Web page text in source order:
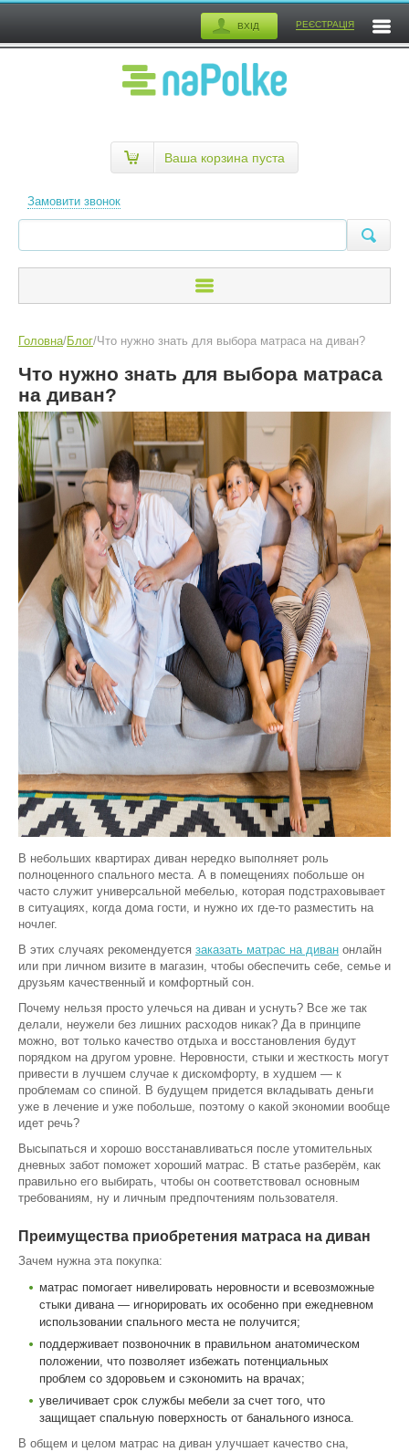
ВХІД РЕЄСТРАЦІЯ
Замовити звонок
Ваша корзина пуста
Головна/Блог/Что нужно знать для выбора матраса на диван?
Что нужно знать для выбора матраса
на диван?
В небольших квартирах диван нередко выполняет роль
полноценного спального места. А в помещениях побольше он
часто служит универсальной мебелью, которая подстраховывает
в ситуациях, когда дома гости, и нужно их где-то разместить на
ночлег.
В этих случаях рекомендуется заказать матрас на диван онлайн
или при личном визите в магазин, чтобы обеспечить себе, семье и
друзьям качественный и комфортный сон.
Почему нельзя просто улечься на диван и уснуть? Все же так
делали, неужели без лишних расходов никак? Да в принципе
можно, вот только качество отдыха и восстановления будут
порядком на другом уровне. Неровности, стыки и жесткость могут
привести в лучшем случае к дискомфорту, в худшем — к
проблемам со спиной. В будущем придется вкладывать деньги
уже в лечение и уже побольше, поэтому о какой экономии вообще
идет речь?
Высыпаться и хорошо восстанавливаться после утомительных
дневных забот поможет хороший матрас. В статье разберём, как
правильно его выбирать, чтобы он соответствовал основным
требованиям, ну и личным предпочтениям пользователя.
Преимущества приобретения матраса на диван
Зачем нужна эта покупка:
матрас помогает нивелировать неровности и всевозможные
стыки дивана — игнорировать их особенно при ежедневном
использовании спального места не получится;
поддерживает позвоночник в правильном анатомическом
положении, что позволяет избежать потенциальных
проблем со здоровьем и сэкономить на врачах;
увеличивает срок службы мебели за счет того, что
защищает спальную поверхность от банального износа.
В общем и целом матрас на диван улучшает качество сна,